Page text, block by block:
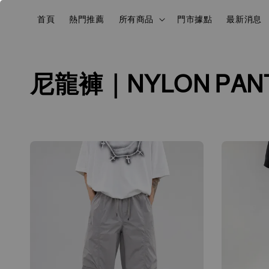
首頁 熱門推薦 所有商品 門市據點 最新消息
尼龍褲｜NYLON